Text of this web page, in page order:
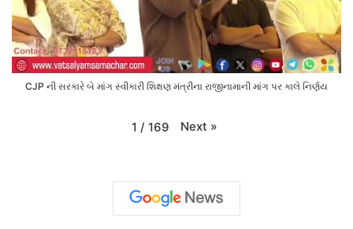
CJP ની સરકારે બે માંગ સ્વીકારી શિક્ષણ મંત્રીના રાજીનામાની માંગ પર કાલે નિર્ણય
1 / 169 Next »